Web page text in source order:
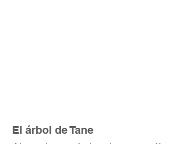
El árbol de Tane